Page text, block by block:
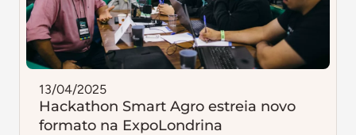
13/04/2025
Hackathon Smart Agro estreia novo
formato na ExpoLondrina